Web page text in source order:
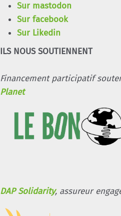
Sur mastodon
Sur facebook
Sur Likedin
ILS NOUS SOUTIENNENT
Financement participatif
Planet
DAP Solidarity, assureur